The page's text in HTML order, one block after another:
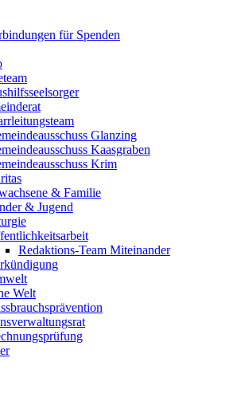
für Spenden
Glanzing
Kaasgraben
Krim
& Familie
& Jugend
Redaktions-Team Miteinander
Welt